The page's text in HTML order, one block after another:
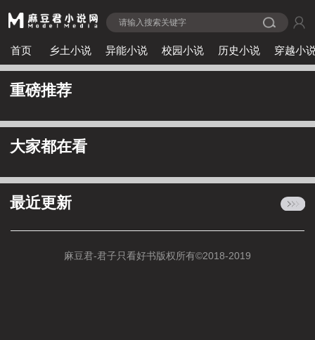
首页 乡土小说 异能小说 校园小说 历史小说 穿越小
重磅推荐
大家都在看
最近更新
麻豆君-君子只看好书版权所有©2018-2019